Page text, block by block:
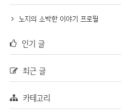
노지의 소박한 이야기 프로필
인기 글
최근 글
카테고리